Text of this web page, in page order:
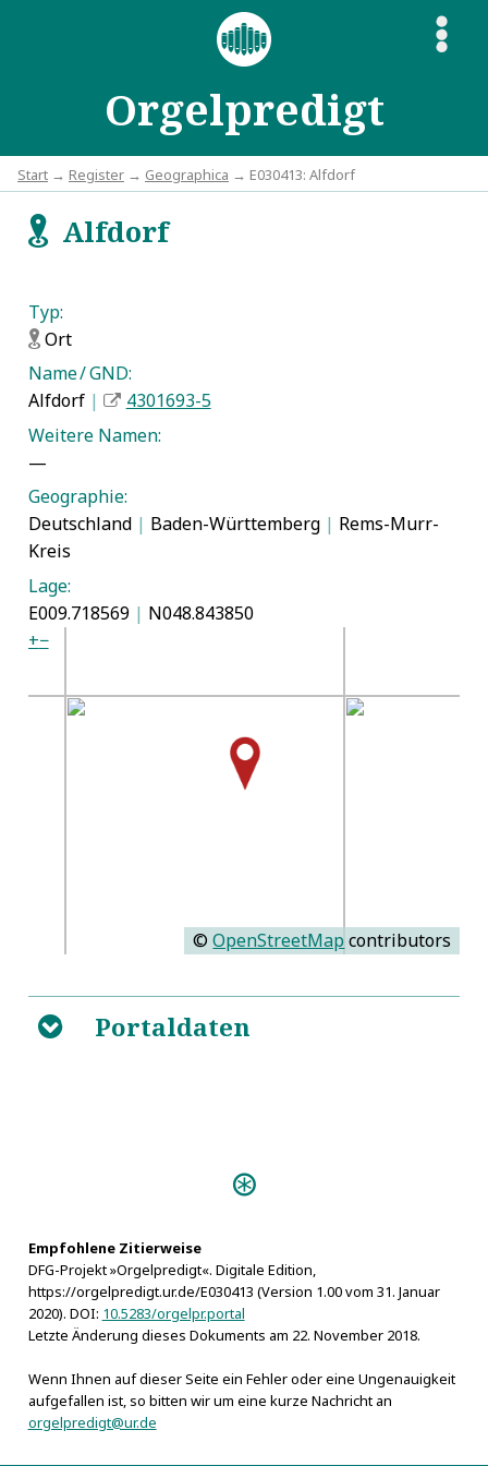
Orgelpredigt
S
Start → Register → Geographica → E030413: Alfdorf
fAlfdorf
Typ:
fOrt
Name / GND:
Alfdorf |
4301693-5
Weitere Namen:
—
Geographie:
Deutschland | Baden-Württemberg | Rems-Murr-
Kreis
Lage:
E009.718569 | N048.843850
+−
©OpenStreetMap contributors
B Portaldaten
Empfohlene Zitierweise
DFG-Projekt »Orgelpredigt«. Digitale Edition,
https://orgelpredigt.ur.de/E030413 (Version 1.00 vom 31. Januar
2020). DOI: 10.5283/orgelpr.portal
Letzte Änderung dieses Dokuments am 22. November 2018.
Wenn Ihnen auf dieser Seite ein Fehler oder eine Ungenauigkeit
aufgefallen ist, so bitten wir um eine kurze Nachricht an
orgelpredigt@ur.de